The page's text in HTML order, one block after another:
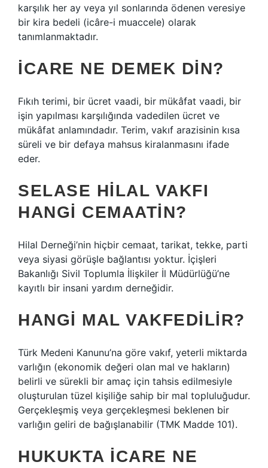
karşılık her ay veya yıl sonlarında ödenen veresiye
bir kira bedeli (icâre-i muaccele) olarak
tanımlanmaktadır.
İCARE NE DEMEK DIN?
Fıkıh terimi, bir ücret vaadi, bir mükâfat vaadi, bir
işin yapılması karşılığında vadedilen ücret ve
mükâfat anlamındadır. Terim, vakıf arazisinin kısa
süreli ve bir defaya mahsus kiralanmasını ifade
eder.
SELASE HILAL VAKFI
HANGI CEMAATIN?
Hilal Derneği’nin hiçbir cemaat, tarikat, tekke, parti
veya siyasi görüşle bağlantısı yoktur. İçişleri
Bakanlığı Sivil Toplumla İlişkiler İl Müdürlüğü’ne
kayıtlı bir insani yardım derneğidir.
HANGI MAL VAKFEDILIR?
Türk Medeni Kanunu’na göre vakıf, yeterli miktarda
varlığın (ekonomik değeri olan mal ve hakların)
belirli ve sürekli bir amaç için tahsis edilmesiyle
oluşturulan tüzel kişiliğe sahip bir mal topluluğudur.
Gerçekleşmiş veya gerçekleşmesi beklenen bir
varlığın geliri de bağışlanabilir (TMK Madde 101).
HUKUKTA ICARE NE